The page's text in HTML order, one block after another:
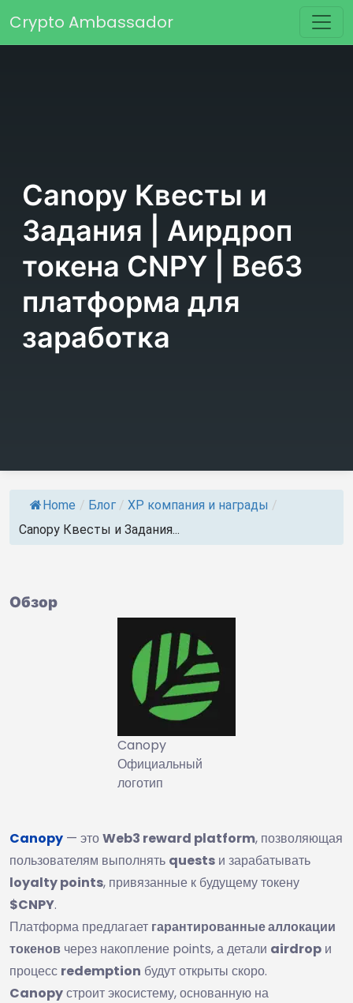
Основная навигация
Crypto Ambassador
Canopy Квесты и
Задания | Аирдроп
токена CNPY | Веб3
платформа для
заработка
Home / Блог / ХР компания и награды /
Canopy Квесты и Задания...
Обзор
Canopy
Официальный
логотип
Canopy — этоWeb3 reward platform, позволяющая
пользователям выполнять quests и зарабатывать
loyalty points, привязанные к будущему токену
$CNPY.
Платформа предлагает гарантированные аллокации
токенов через накопление points, а детали airdrop и
процесс redemption будут открыты скоро.
Canopyстроит экосистему, основанную на